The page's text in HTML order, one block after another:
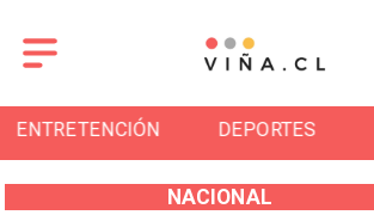
ENTRETENCIÓN DEPORTES
NACIONAL